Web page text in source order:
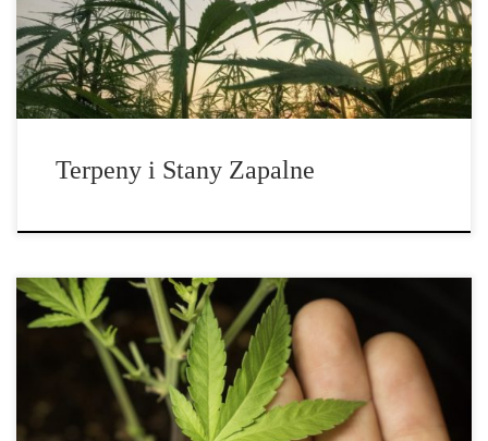
mogą być w tym temacie odpowiedzią? Wraz z tym, […]
Terpeny i Stany Zapalne
Izolowanie terpenów: nowy aspekt w przemyśle cannabis Terpeny
to związki, które nadają cannabis szeroką gamę smaków i
aromatów. Izolowanie terpenów pozwala użytkownikom
medycznym jak i rekreacyjnym na lepsze dopasowanie produktu